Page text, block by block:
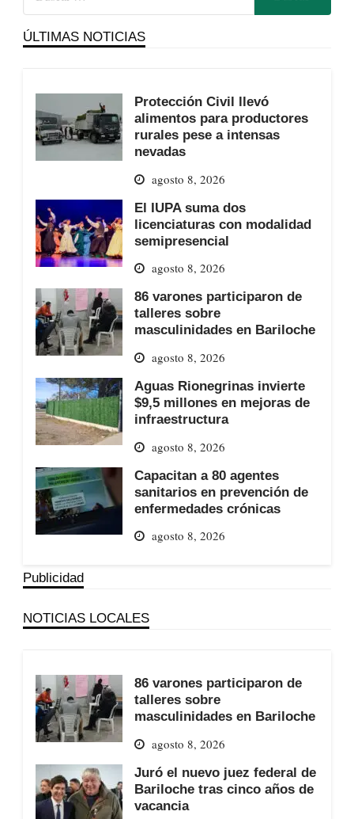
ÚLTIMAS NOTICIAS
Protección Civil llevó
alimentos para productores
rurales pese a intensas
nevadas
agosto 8, 2026
El IUPA suma dos
licenciaturas con modalidad
semipresencial
agosto 8, 2026
86 varones participaron de
talleres sobre
masculinidades en Bariloche
agosto 8, 2026
Aguas Rionegrinas invierte
$9,5 millones en mejoras de
infraestructura
agosto 8, 2026
Capacitan a 80 agentes
sanitarios en prevención de
enfermedades crónicas
agosto 8, 2026
Publicidad
NOTICIAS LOCALES
86 varones participaron de
talleres sobre
masculinidades en Bariloche
agosto 8, 2026
Juró el nuevo juez federal de
Bariloche tras cinco años de
vacancia